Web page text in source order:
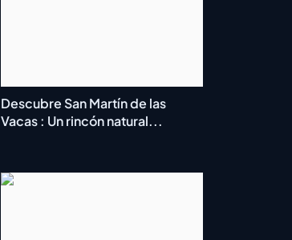
Descubre San Martín de las
Vacas : Un rincón natural...